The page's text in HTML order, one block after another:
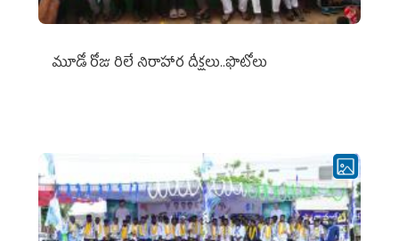
మూడో రోజు రిలే నిరాహార దీక్షలు..ఫొటోలు